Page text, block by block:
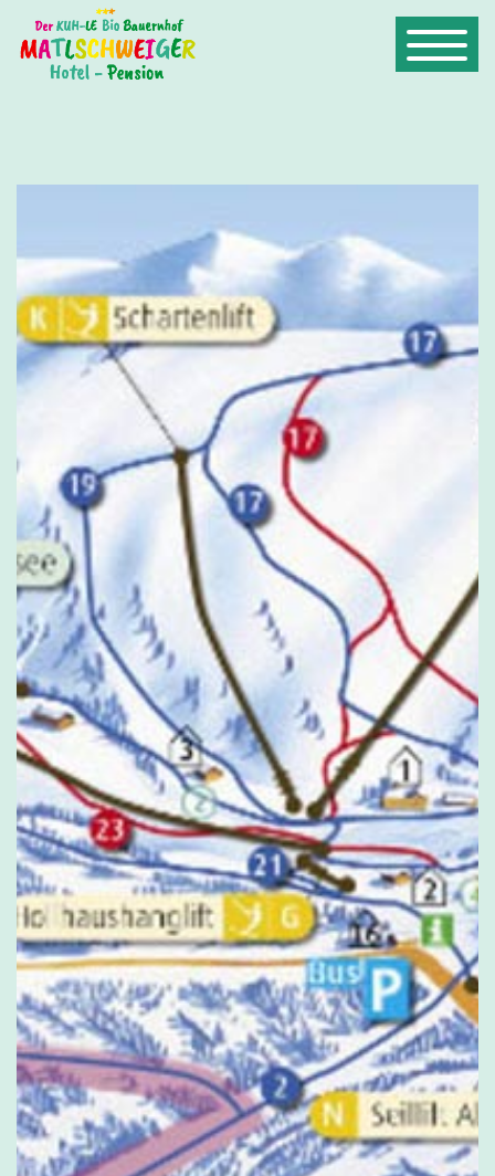
Home/ Schule am Bauernhof / Schikurswochen - Winter